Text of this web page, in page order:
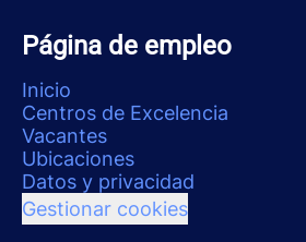
Página de empleo
Inicio
Centros de Excelencia
Vacantes
Ubicaciones
Datos y privacidad
Gestionar cookies